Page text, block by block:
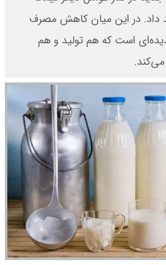
داد. در این میان کاهش مصرف
است که هم تولید و هم